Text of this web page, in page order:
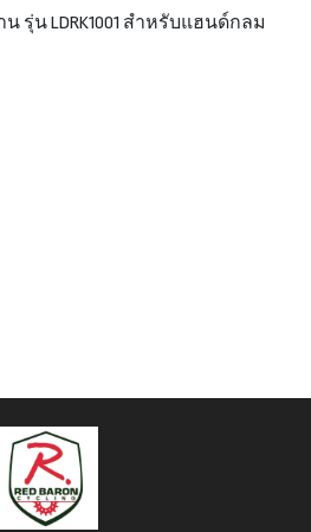
าน รุ่น LDRK1001 สำหรับแฮนด์กลม